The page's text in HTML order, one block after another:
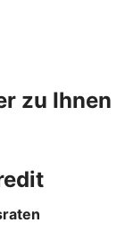
zu Ihnen